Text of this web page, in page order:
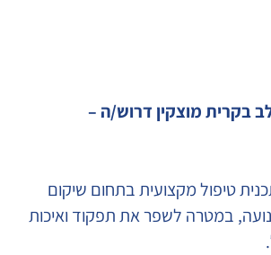
בקרית מוצקין דרוש/ה –
טיפול מקצועית בתחום שיקום
במטרה לשפר את תפקוד ואיכות